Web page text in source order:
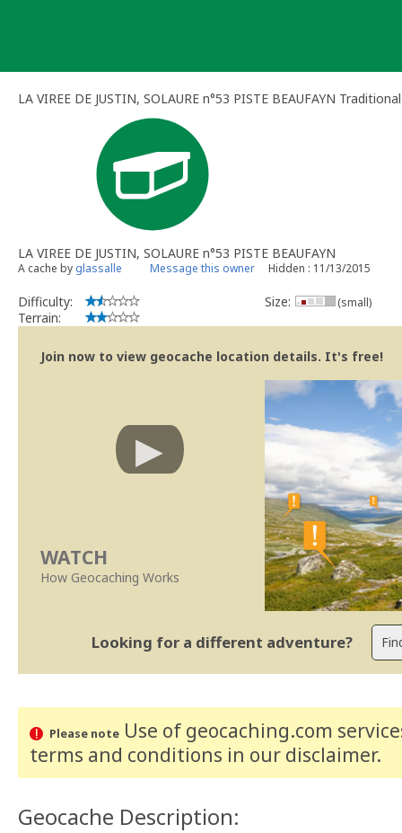
LA VIREE DE JUSTIN, SOLAURE n°53 PISTE BEAUFAYN
LA VIREE DE JUSTIN, SOLAURE n°53 PISTE BEAUFAYN
A cache by glassalle Message this owner Hidden : 11/13/2015
Difficulty:
Terrain:
Size: (small)
Join now to view geocache location details. It's free!
WATCH
How Geocaching Works
Looking for a different adventure?
Please noteUse of geocaching.com
terms and conditions in our disclaimer.
Geocache Description: